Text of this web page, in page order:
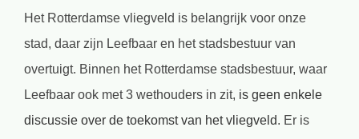
Het Rotterdamse vliegveld is belangrijk voor onze
stad, daar zijn Leefbaar en het stadsbestuur van
overtuigt. Binnen het Rotterdamse stadsbestuur, waar
Leefbaar ook met 3 wethouders in zit, is geen enkele
discussie over de toekomst van het vliegveld. Er is